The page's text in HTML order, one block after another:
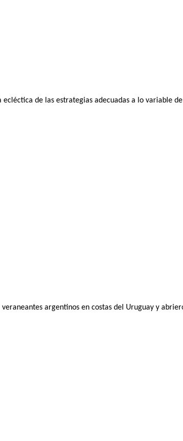
de las estrategias adecuadas a lo variable
argentinos en costas del Uruguay y